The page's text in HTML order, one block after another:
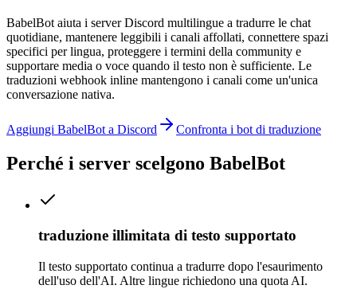
BabelBot aiuta i server Discord multilingue a tradurre le chat
quotidiane, mantenere leggibili i canali affollati, connettere spazi
specifici per lingua, proteggere i termini della community e
supportare media o voce quando il testo non è sufficiente. Le
traduzioni webhook inline mantengono i canali come un'unica
conversazione nativa.
Aggiungi BabelBot a Discord Confronta i bot di traduzione
Perché i server scelgono BabelBot
traduzione illimitata di testo supportato
Il testo supportato continua a tradurre dopo l'esaurimento
dell'uso dell'AI. Altre lingue richiedono una quota AI.